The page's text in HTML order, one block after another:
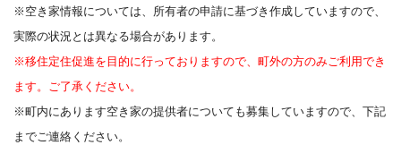
※空き家情報については、所有者の申請に基づき作成していますので、
実際の状況とは異なる場合があります。
※移住定住促進を目的に行っておりますので、町外の方のみご利用でき
ます。ご了承ください。
※町内にあります空き家の提供者についても募集していますので、下記
までご連絡ください。